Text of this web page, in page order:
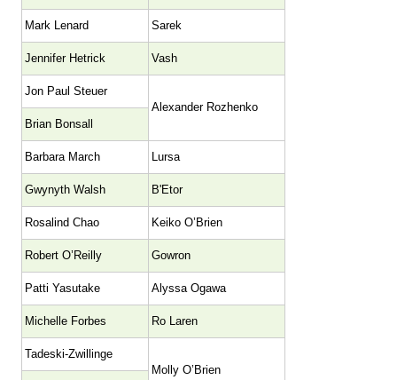
Mark Lenard Sarek
Jennifer Hetrick Vash
Jon Paul Steuer
Alexander Rozhenko
Brian Bonsall
Barbara March Lursa
Gwynyth Walsh B'Etor
Rosalind Chao Keiko O’Brien
Robert O’Reilly Gowron
Patti Yasutake Alyssa Ogawa
Michelle Forbes Ro Laren
Tadeski-Zwillinge
Molly O’Brien